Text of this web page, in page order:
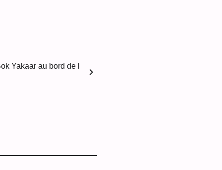
Yakaar au bord de l
chevron_right